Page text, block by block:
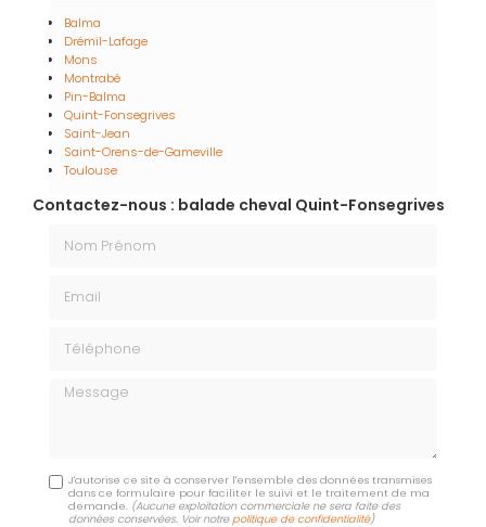
Balma
Drémil-Lafage
Mons
Montrabé
Pin-Balma
Quint-Fonsegrives
Saint-Jean
Saint-Orens-de-Gameville
Toulouse
Contactez-nous : balade cheval Quint-Fonsegrives
Message
J'autorise ce site à conserver l'ensemble des données transmises
dans ce formulaire pour faciliter le suivi et le traitement de ma
demande. (Aucune exploitation commerciale ne sera faite des
données conservées. Voir notrepolitique de confidentialité)